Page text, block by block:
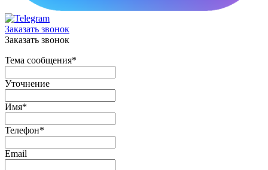
Заказать звонок
Заказать звонок
Тема сообщения*
Уточнение
Имя*
Телефон*
Email